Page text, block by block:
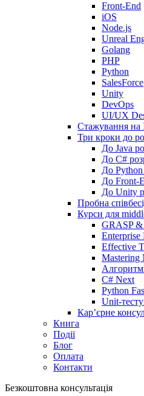
Front-End
iOS
Node.js
Unreal
Golang
PHP
Python
SalesForce
Unity
DevOps
UI/UX
Стажування на
Три кроки до
До Java
До C#
До Python
До Front-
До Unity
Пробна
Курси для
GRASP &
Enterprise
Effective
Mastering
C# Next
Python
Unit-
Кар’єрне
Книга
Події
Блог
Оплата
Контакти
Безкоштовна консультація